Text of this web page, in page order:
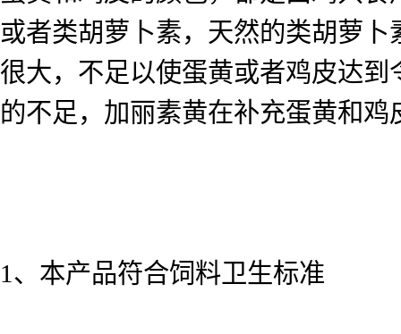
或者类胡萝卜素，天然的类胡萝
很大，不足以使蛋黄或者鸡皮达
的不足，加丽素黄在补充蛋黄和
1、本产品符合饲料卫生标准